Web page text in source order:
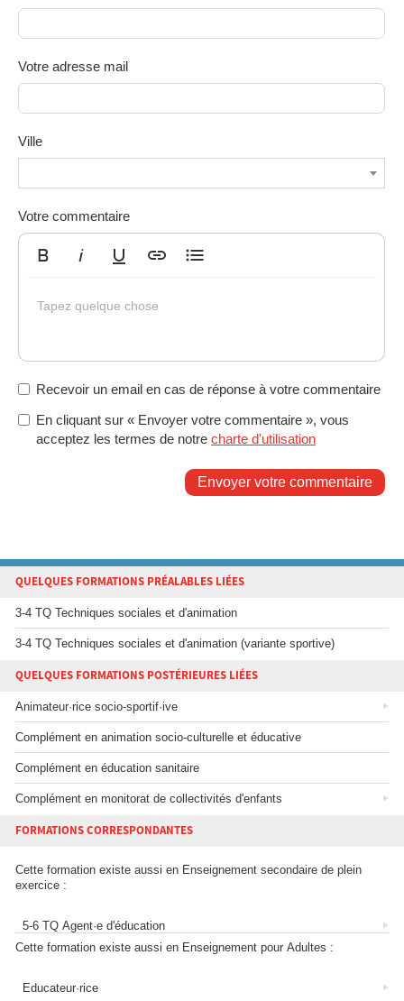
Votre adresse mail
Ville
Votre commentaire
Tapez quelque chose
Recevoir un email en cas de réponse à votre commentaire
En cliquant sur « Envoyer votre commentaire », vous
acceptez les termes de notre charte d'utilisation
Envoyer votre commentaire
QUELQUES FORMATIONS PRÉALABLES LIÉES
3-4 TQ Techniques sociales et d'animation
3-4 TQ Techniques sociales et d'animation (variante sportive)
QUELQUES FORMATIONS POSTÉRIEURES LIÉES
Animateur·rice socio-sportif·ive
Complément en animation socio-culturelle et éducative
Complément en éducation sanitaire
Complément en monitorat de collectivités d'enfants
FORMATIONS CORRESPONDANTES
Cette formation existe aussi en Enseignement secondaire de plein
exercice :
5-6 TQ Agent·e d'éducation
Cette formation existe aussi en Enseignement pour Adultes :
Educateur·rice